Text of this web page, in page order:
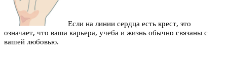
Если на линии сердца есть крест, это
означает, что ваша карьера, учеба и жизнь обычно связаны с
вашей любовью.